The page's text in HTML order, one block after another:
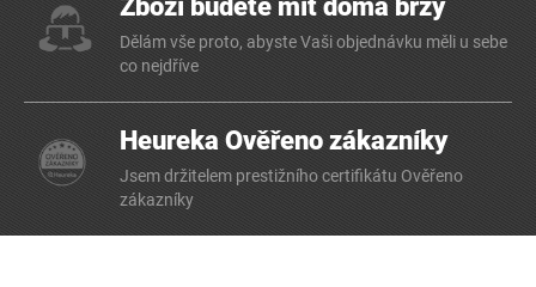
Zboží budete mít doma brzy
Dělám vše proto, abyste Vaši objednávku měli u sebe
co nejdříve
Heureka Ověřeno zákazníky
Jsem držitelem prestižního certifikátu Ověřeno
zákazníky